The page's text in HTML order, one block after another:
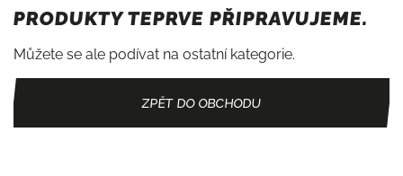
PRODUKTY TEPRVE PŘIPRAVUJEME.
Můžete se ale podívat na ostatní kategorie.
ZPĚT DO OBCHODU